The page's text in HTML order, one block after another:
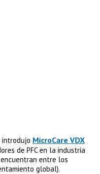
introdujo MicroCare VDX
de PFC en la industria
encuentran entre los
global).